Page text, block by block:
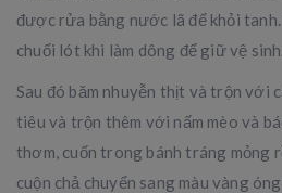
được rửa bằng nước lã để khỏi
chuối lót khi làm dông để giữ vệ sinh.
Sau đó băm nhuyễn thịt và trộn với
tiêu và trộn thêm với nấm mèo và
thơm, cuốn trong bánh tráng mỏng
cuộn chả chuyển sang màu vàng